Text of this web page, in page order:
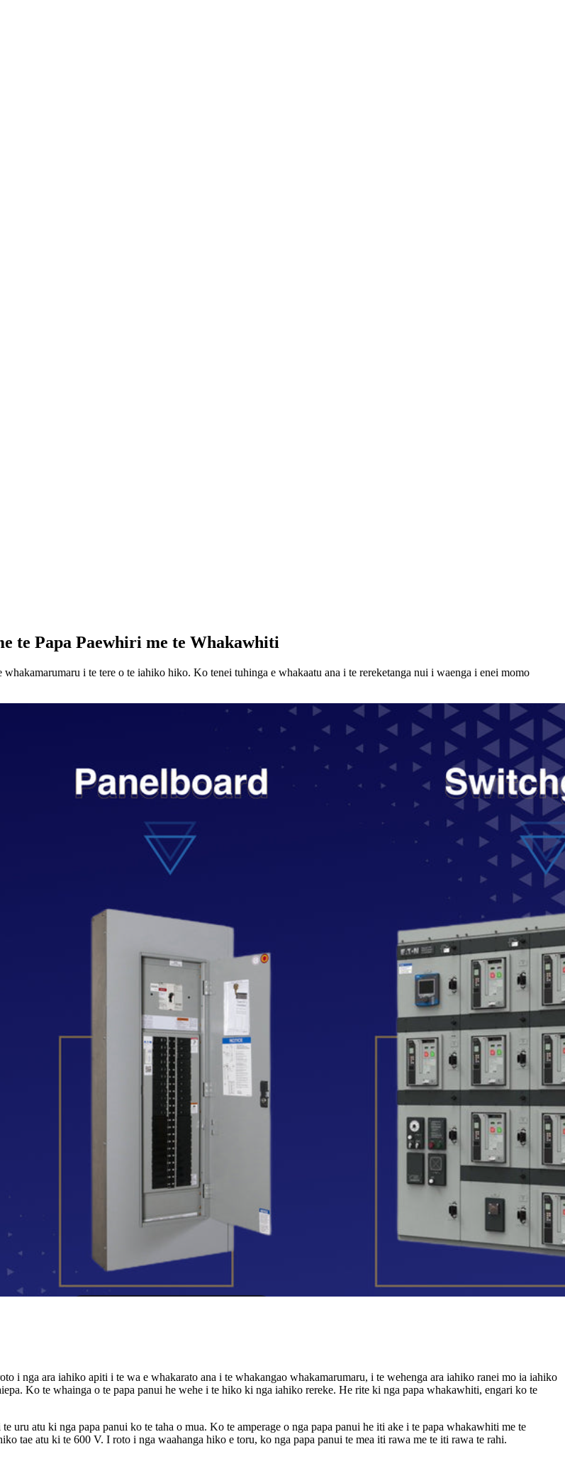
te Papa Paewhiri me te Whakawhiti
whakamarumaru i te tere o te iahiko hiko. Ko tenei tuhinga e whakaatu ana i te rereketanga nui i waenga i enei momo
i nga ara iahiko apiti i te wa e whakarato ana i te whakangao whakamarumaru, i te wehenga ara iahiko ranei mo ia iahiko
Ko te whainga o te papa panui he wehe i te hiko ki nga iahiko rereke. He rite ki nga papa whakawhiti, engari ko te
uru atu ki nga papa panui ko te taha o mua. Ko te amperage o nga papa panui he iti ake i te papa whakawhiti me te
tae atu ki te 600 V. I roto i nga waahanga hiko e toru, ko nga papa panui te mea iti rawa me te iti rawa te rahi.